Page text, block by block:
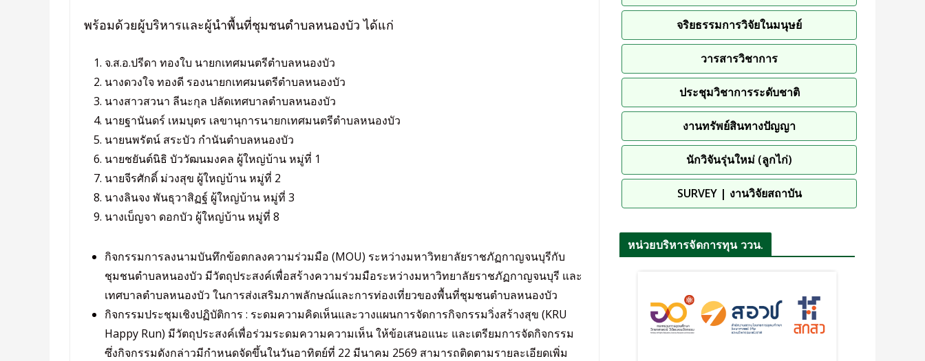
พร้อมด้วยผู้บริหารและผู้นำพื้นที่ชุมชนตำบลหนองบัว ได้แก่
จ.ส.อ.ปรีดา ทองใบ นายกเทศมนตรีตำบลหนองบัว
นางดวงใจ ทองดี รองนายกเทศมนตรีตำบลหนองบัว
นางสาวสวนา ลีนะกุล ปลัดเทศบาลตำบลหนองบัว
นายฐานันดร์ เหมบุตร เลขานุการนายกเทศมนตรีตำบลหนองบัว
นายนพรัตน์ สระบัว กำนันตำบลหนองบัว
นายชยันต์นิธิ บัววัฒนมงคล ผู้ใหญ่บ้าน หมู่ที่ 1
นายจีรศักดิ์ ม่วงสุข ผู้ใหญ่บ้าน หมู่ที่ 2
นางลินจง พันธุวาสิฏฐ์ ผู้ใหญ่บ้าน หมู่ที่ 3
นางเบ็ญจา ดอกบัว ผู้ใหญ่บ้าน หมู่ที่ 8
กิจกรรมการลงนามบันทึกข้อตกลงความร่วมมือ (MOU) ระหว่างมหาวิทยาลัยราชภัฏกาญจนบุรีกับ
ชุมชนตำบลหนองบัว มีวัตถุประสงค์เพื่อสร้างความร่วมมือระหว่างมหาวิทยาลัยราชภัฏกาญจนบุรี และ
เทศบาลตำบลหนองบัว ในการส่งเสริมภาพลักษณ์และการท่องเที่ยวของพื้นที่ชุมชนตำบลหนองบัว
กิจกรรมประชุมเชิงปฏิบัติการ : ระดมความคิดเห็นและวางแผนการจัดการกิจกรรมวิ่งสร้างสุข (KRU
Happy Run) มีวัตถุประสงค์เพื่อร่วมระดมความความเห็น ให้ข้อเสนอแนะ และเตรียมการจัดกิจกรรม
ซึ่งกิจกรรมดังกล่าวมีกำหนดจัดขึ้นในวันอาทิตย์ที่ 22 มีนาคม 2569 สามารถติดตามรายละเอียดเพิ่ม
จริยธรรมการวิจัยในมนุษย์
วารสารวิชาการ
ประชุมวิชาการระดับชาติ
งานทรัพย์สินทางปัญญา
นักวิจันรุ่นใหม่ (ลูกไก่)
SURVEY | งานวิจัยสถาบัน
หน่วยบริหารจัดการทุน ววน.